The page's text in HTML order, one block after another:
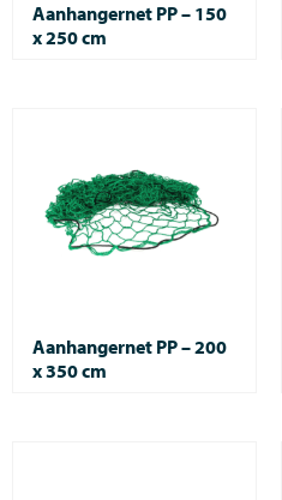
Aanhangernet PP – 150
x 250 cm
Aanhangernet PP – 200
x 350 cm